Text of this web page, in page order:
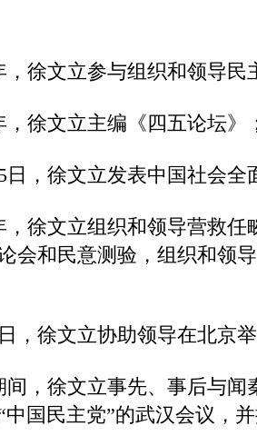
，徐文立参与组织和领导民
，徐文立主编《四五论坛》
日，徐文立发表中国社会全
，徐文立组织和领导营救
会和民意测验，组织和领
，徐文立协助领导在北京
间，徐文立事先、事后与
国民主党”的武汉会议，